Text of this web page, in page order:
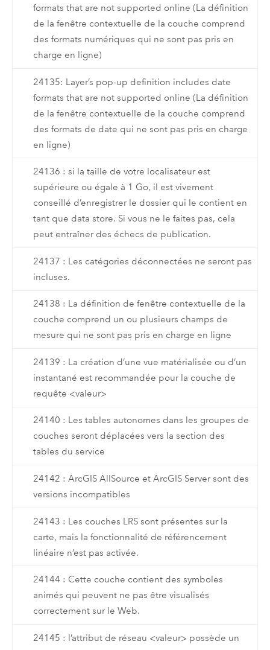
formats that are not supported online (La définition
de la fenêtre contextuelle de la couche comprend
des formats numériques qui ne sont pas pris en
charge en ligne)
24135: Layer’s pop-up definition includes date
formats that are not supported online (La définition
de la fenêtre contextuelle de la couche comprend
des formats de date qui ne sont pas pris en charge
en ligne)
24136 : si la taille de votre localisateur est
supérieure ou égale à 1 Go, il est vivement
conseillé d’enregistrer le dossier qui le contient en
tant que data store. Si vous ne le faites pas, cela
peut entraîner des échecs de publication.
24137 : Les catégories déconnectées ne seront pas
incluses.
24138 : La définition de fenêtre contextuelle de la
couche comprend un ou plusieurs champs de
mesure qui ne sont pas pris en charge en ligne
24139 : La création d’une vue matérialisée ou d’un
instantané est recommandée pour la couche de
requête <valeur>
24140 : Les tables autonomes dans les groupes de
couches seront déplacées vers la section des
tables du service
24142 : ArcGIS AllSource et ArcGIS Server sont des
versions incompatibles
24143 : Les couches LRS sont présentes sur la
carte, mais la fonctionnalité de référencement
linéaire n’est pas activée.
24144 : Cette couche contient des symboles
animés qui peuvent ne pas être visualisés
correctement sur le Web.
24145 : l’attribut de réseau <valeur> possède un